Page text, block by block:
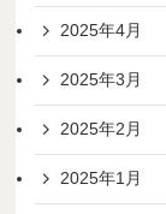
2025年4月
2025年3月
2025年2月
2025年1月